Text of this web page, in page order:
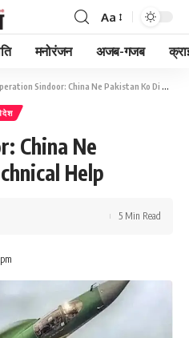
Font
Resizer
Aa
मनोरंजन अजब-गजब
Sindoor: China Ne Pakistan Ko Di Technical Help
China Ne
Help
5 Min Read